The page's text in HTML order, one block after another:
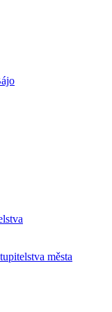
města